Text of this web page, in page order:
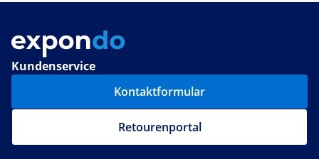
Kundenservice
Kontaktformular
Retourenportal